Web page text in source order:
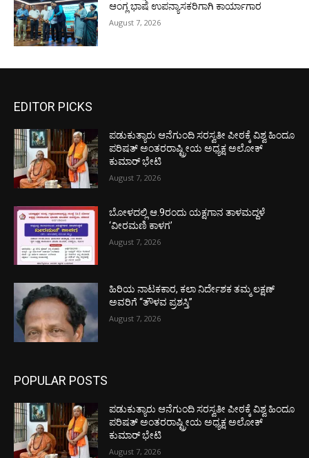
ಆಂಗ್ಲ ಭಾಷೆ ಉಪನ್ಯಾಸಕರಿಗಾಗಿ ಕಾರ್ಯಾಗಾರ
August 7, 2026
EDITOR PICKS
ಪಡುಕುತ್ಯಾರು ಆನೆಗುಂದಿ ಸರಸ್ವತೀ ಪೀಠಕ್ಕೆ ವಿಶ್ವ ಹಿಂದೂ
ಪರಿಷತ್ ಅಂತರರಾಷ್ಟ್ರೀಯ ಅಧ್ಯಕ್ಷ ಅಲೋಕ್
ಕುಮಾರ್ ಭೇಟಿ
August 7, 2026
ಬೋಳದಲ್ಲಿ ಆ.9ರಂದು ಯಕ್ಷಗಾನ ತಾಳಮದ್ದಳೆ
‘ವೀರಮಣಿ ಕಾಳಗ’
August 7, 2026
ಹಿರಿಯ ನಾಟಕಕಾರ, ಕಲಾ ನಿರ್ದೇಶಕ ತಮ್ಮ ಲಕ್ಷಣ್
ಅವರಿಗೆ “ತೌಳವ ಪ್ರಶಸ್ತಿ”
August 7, 2026
POPULAR POSTS
ಪಡುಕುತ್ಯಾರು ಆನೆಗುಂದಿ ಸರಸ್ವತೀ ಪೀಠಕ್ಕೆ ವಿಶ್ವ ಹಿಂದೂ
ಪರಿಷತ್ ಅಂತರರಾಷ್ಟ್ರೀಯ ಅಧ್ಯಕ್ಷ ಅಲೋಕ್
ಕುಮಾರ್ ಭೇಟಿ
August 7, 2026